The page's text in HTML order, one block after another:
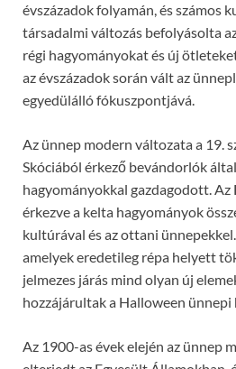
évszázadok folyamán, és számos
társadalmi változás befolyásolta
régi hagyományokat és új
az évszázadok során vált az
egyedülálló fókuszpontjává.
Az ünnep modern változata a 19.
Skóciából érkező bevándorlók
hagyományokkal gazdagodott.
érkezve a kelta hagyományok
kultúrával és az ottani
amelyek eredetileg répa helyett
jelmezes járás mind olyan új
hozzájárultak a Halloween ünnepi
Az 1900-as évek elején az ünnep